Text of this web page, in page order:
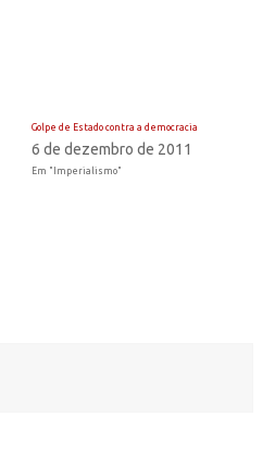
Golpe de Estado contra a democracia
6 de dezembro de 2011
Em "Imperialismo"